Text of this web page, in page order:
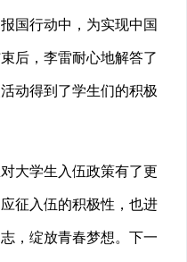
国行动中，为实现中国
后，李雷耐心地解答了
动得到了学生们的积极
学生入伍政策有了更
征入伍的积极性，也进
，绽放青春梦想。下一